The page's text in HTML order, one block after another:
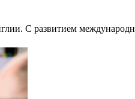
С развитием